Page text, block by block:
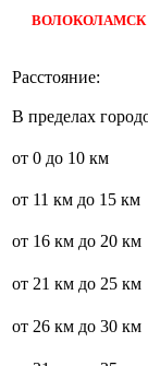
ВОЛОКОЛАМСК
Расстояние:
В пределах
от 0 до 10 км
от 11 км до 15 км
от 16 км до 20 км
от 21 км до 25 км
от 26 км до 30 км